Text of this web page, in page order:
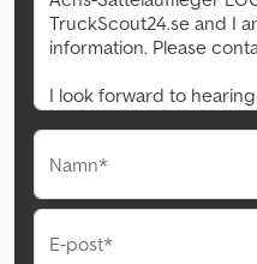
Namn*
E-post*